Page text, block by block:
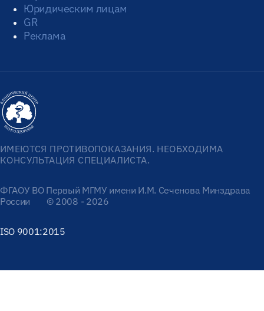
Юридическим лицам
GR
Реклама
ИМЕЮТСЯ ПРОТИВОПОКАЗАНИЯ. НЕОБХОДИМА
КОНСУЛЬТАЦИЯ СПЕЦИАЛИСТА.
ФГАОУ ВО Первый МГМУ имени И.М. Сеченова Минздрава
России
© 2008 - 2026
ISO 9001:2015